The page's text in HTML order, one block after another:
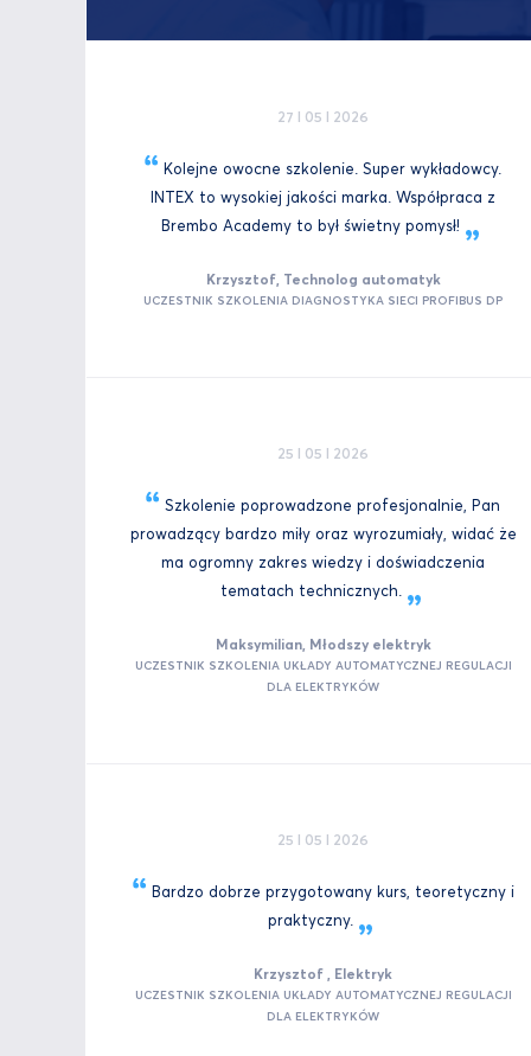
27 I 05 I 2026
Kolejne owocne szkolenie. Super wykładowcy.
INTEX to wysokiej jakości marka. Współpraca z
Brembo Academy to był świetnypomysł!
Krzysztof, Technolog automatyk
UCZESTNIK SZKOLENIA DIAGNOSTYKA SIECI PROFIBUS DP
25 I 05 I 2026
Szkolenie poprowadzone profesjonalnie, Pan
prowadzący bardzo miły oraz wyrozumiały, widać że
ma ogromny zakres wiedzy i doświadczenia
tematach technicznych.
Maksymilian, Młodszy elektryk
UCZESTNIK SZKOLENIA UKŁADY AUTOMATYCZNEJ REGULACJI
DLA ELEKTRYKÓW
25 I 05 I 2026
Bardzo dobrze przygotowany kurs, teoretyczny i
praktyczny.
Krzysztof , Elektryk
UCZESTNIK SZKOLENIA UKŁADY AUTOMATYCZNEJ REGULACJI
DLA ELEKTRYKÓW